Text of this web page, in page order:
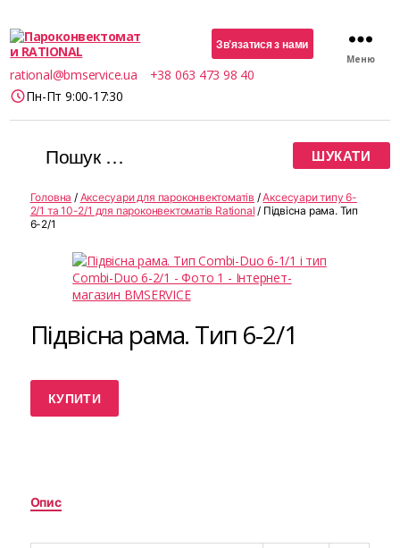
Пароконвектомати
RATIONAL
Зв’язатися з нами
rational@bmservice.ua
+38 063 473 98 40
Пн-Пт 9:00-17:30
Меню
Шукати:
Головна / Аксесуари для пароконвектоматів /Аксесуари типу 6-
2/1 та 10-2/1 для пароконвектоматів Rational / Підвісна рама. Тип
6-2/1
Підвісна рама. Тип 6-2/1
КУПИТИ
Опис